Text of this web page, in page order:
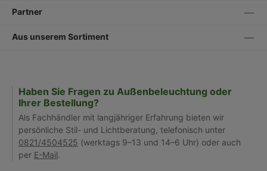
Partner
Aus unserem Sortiment
Haben Sie Fragen zu Außenbeleuchtung oder
Ihrer Bestellung?
Als Fachhändler mit langjähriger Erfahrung bieten wir
persönliche Stil- und Lichtberatung, telefonisch unter
0821/4504525 (werktags 9–13 und 14–6 Uhr) oder auch
per E-Mail.